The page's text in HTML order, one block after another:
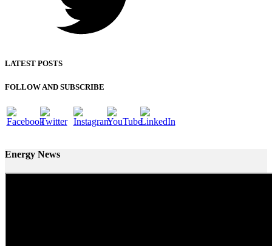
LATEST POSTS
FOLLOW AND SUBSCRIBE
Energy News